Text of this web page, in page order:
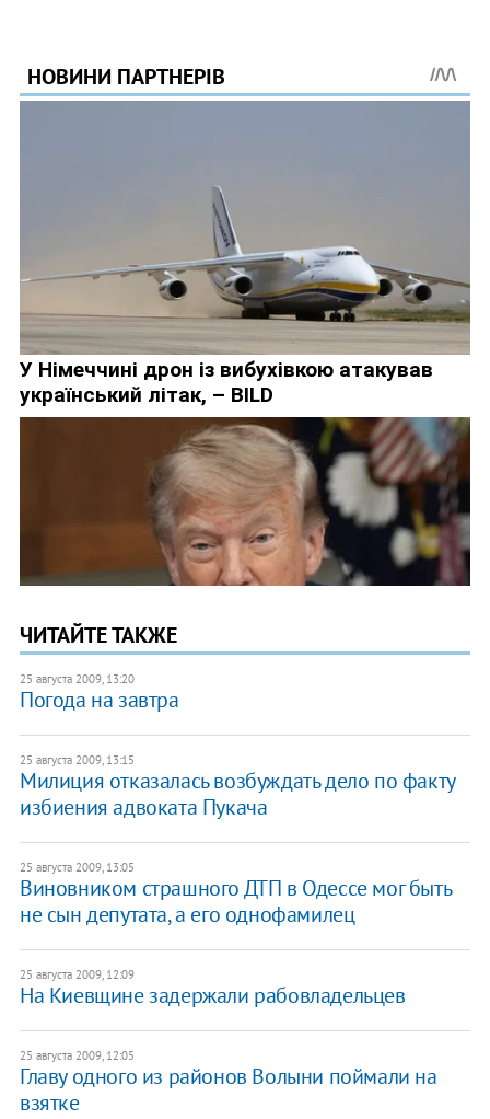
ЧИТАЙТЕ ТАКЖЕ
25 августа 2009, 13:20
Погода на завтра
25 августа 2009, 13:15
Милиция отказалась возбуждать дело по факту
избиения адвоката Пукача
25 августа 2009, 13:05
Виновником страшного ДТП в Одессе мог быть
не сын депутата, а его однофамилец
25 августа 2009, 12:09
На Киевщине задержали рабовладельцев
25 августа 2009, 12:05
Главу одного из районов Волыни поймали на
взятке